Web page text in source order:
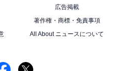
1位は？
広告掲載
著作権・商標・免責事項
All About ニュースについて